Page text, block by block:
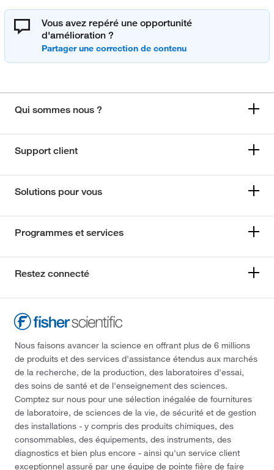
Vous avez repéré une opportunité
d'amélioration ?
Qui sommes nous ?
Support client
Solutions pour vous
Programmes et services
Restez connecté
Nous faisons avancer la science en offrant plus de 6 millions
de produits et des services d'assistance étendus aux marchés
de la recherche, de la production, des laboratoires d'essai,
des soins de santé et de l'enseignement des sciences.
Comptez sur nous pour une sélection inégalée de fournitures
de laboratoire, de sciences de la vie, de sécurité et de gestion
des installations - y compris des produits chimiques, des
consommables, des équipements, des instruments, des
diagnostics et bien plus encore - ainsi qu'un service client
exceptionnel assuré par une équipe de pointe fière de faire